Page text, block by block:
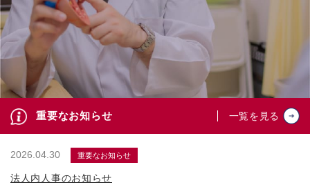
重要なお知らせ 一覧を見る
2026.04.30 重要なお知らせ
法人内人事のお知らせ